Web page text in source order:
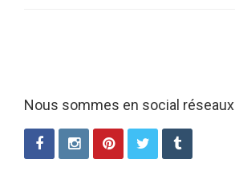
Nous sommes en social réseaux